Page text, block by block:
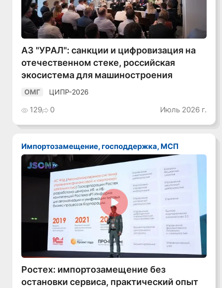
АЗ "УРАЛ": санкции и цифровизация на
отечественном стеке, российская
экосистема для машиностроения
ОМГ ЦИПР-2026
129 0 Июль 2026 г.
Импортозамещение, господдержка, МСП
Смотреть видео
Ростех: импортозамещение без
остановки сервиса, практический опыт